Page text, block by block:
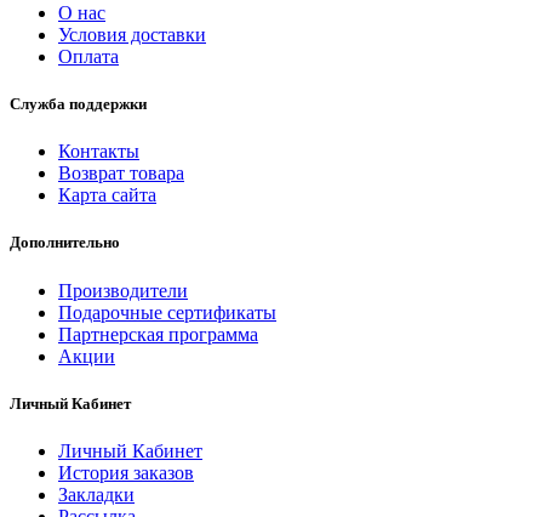
О нас
Условия доставки
Оплата
Служба поддержки
Контакты
Возврат товара
Карта сайта
Дополнительно
Производители
Подарочные сертификаты
Партнерская программа
Акции
Личный Кабинет
Личный Кабинет
История заказов
Закладки